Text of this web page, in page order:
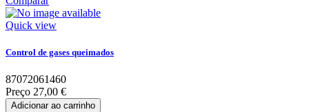
Quick view
Control de gases queimados
87072061460
Preço 27,00 €
Adicionar ao carrinho